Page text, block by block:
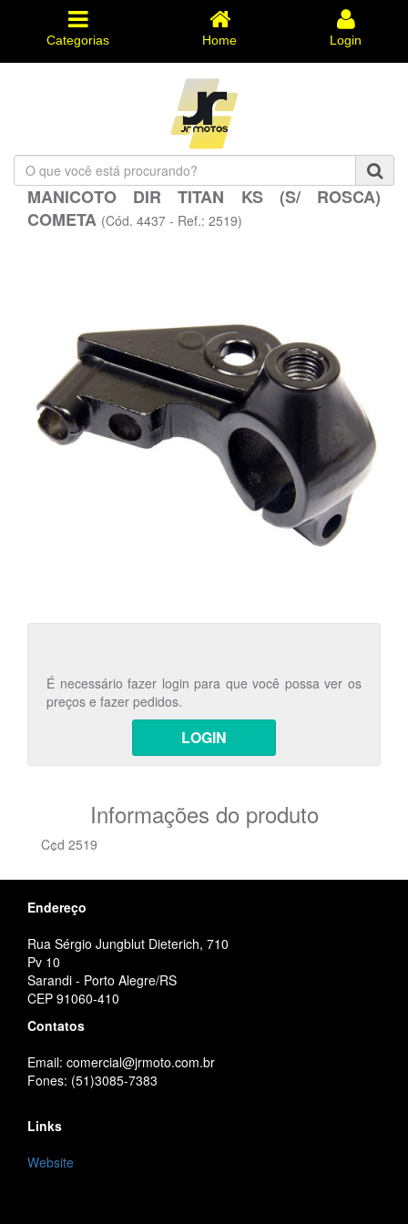
Categorias Home Login
O
que
você
está
MANICOTO DIR TITAN KS (S/ ROSCA)
COMETA (Cód. 4437 - Ref.: 2519)
É necessário fazer login para que você possa ver os
preços e fazer pedidos.
LOGIN
Informações do produto
C¢d 2519
Endereço
Rua Sérgio Jungblut Dieterich, 710
Pv 10
Sarandi - Porto Alegre/RS
CEP 91060-410
Contatos
Email: comercial@jrmoto.com.br
Fones: (51)3085-7383
Links
Website